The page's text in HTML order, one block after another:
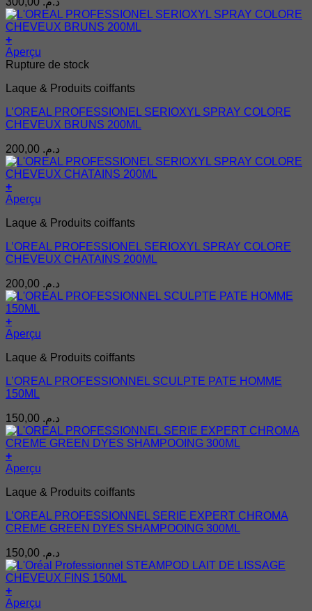
+
Aperçu
Rupture de stock
Laque & Produits coiffants
L’OREAL PROFESSIONEL SERIOXYL SPRAY COLORE
CHEVEUX BRUNS 200ML
د.م.
+
Aperçu
Laque & Produits coiffants
L’OREAL PROFESSIONEL SERIOXYL SPRAY COLORE
CHEVEUX CHATAINS 200ML
د.م.
+
Aperçu
Laque & Produits coiffants
L’OREAL PROFESSIONNEL SCULPTE PATE HOMME
150ML
د.م.
+
Aperçu
Laque & Produits coiffants
L’OREAL PROFESSIONNEL SERIE EXPERT CHROMA
CREME GREEN DYES SHAMPOOING 300ML
د.م.
+
Aperçu